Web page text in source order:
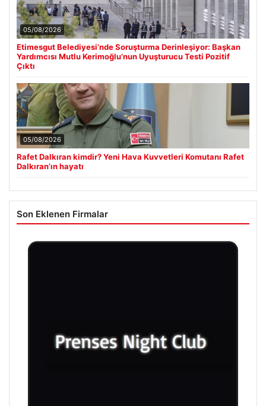
05/08/2026
Etimesgut Belediyesi’nde Soruşturma Derinleşiyor: Başkan
Yardımcısı Mutlu Kerimoğlu’nun Uyuşturucu Testi Pozitif
Çıktı
05/08/2026
Rafet Dalkıran kimdir? Yeni Hava Kuvvetleri Komutanı Rafet
Dalkıran’ın hayatı
Son Eklenen Firmalar